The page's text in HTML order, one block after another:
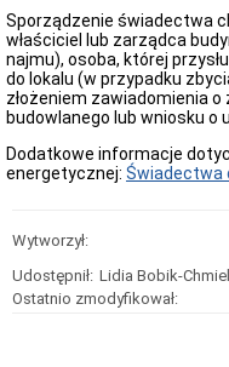
działki
Portal
e-
Budownictwo
Komunikat
dot.
CEEB
i
protokołów
przewodów
kominowych
Sporządzenie świadectwa
właściciel lub zarządca
najmu), osoba, której
do lokalu (w przypadku
złożeniem zawiadomienia
budowlanego lub wniosku o
Dodatkowe informacje
energetycznej: Świadectwa
Wytworzył:
Udostępnił: Lidia Bobik-
Ostatnio zmodyfikował: